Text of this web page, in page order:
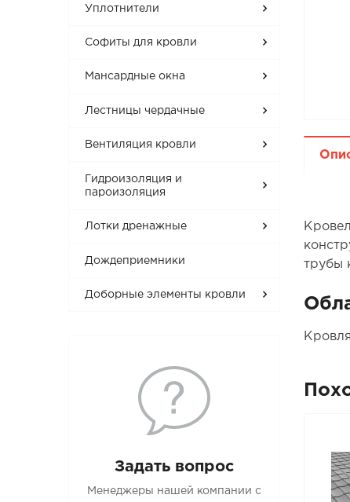
Уплотнители
Софиты для кровли
Мансардные окна
Лестницы чердачные
Вентиляция кровли
Гидроизоляция и
пароизоляция
Лотки дренажные
Дождеприемники
Доборные элементы кровли
Задать вопрос
Менеджеры нашей компании с
трубы